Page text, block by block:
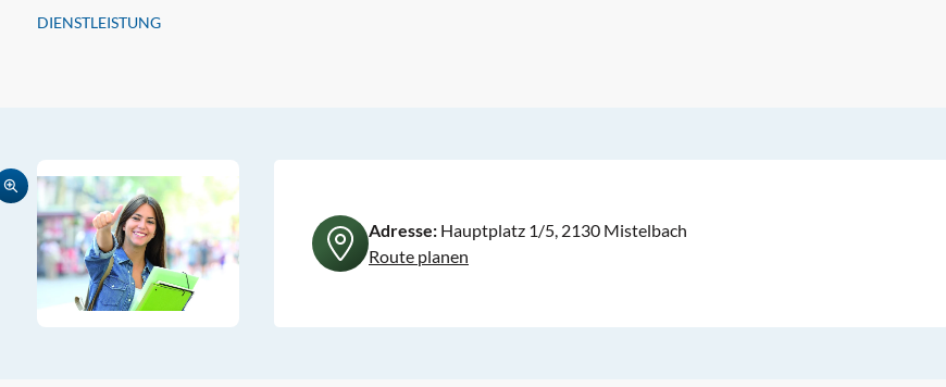
DIENSTLEISTUNG
Adresse: Hauptplatz 1/5, 2130 Mistelbach
Route planen